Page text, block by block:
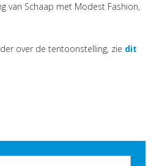
van Schaap met Modest Fashion,
over de tentoonstelling, zie dit